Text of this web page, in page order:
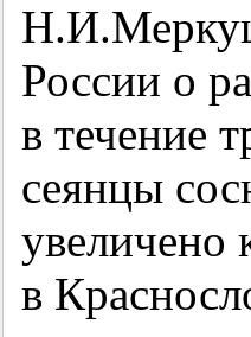
России о
в течение
сеянцы
увеличено
в